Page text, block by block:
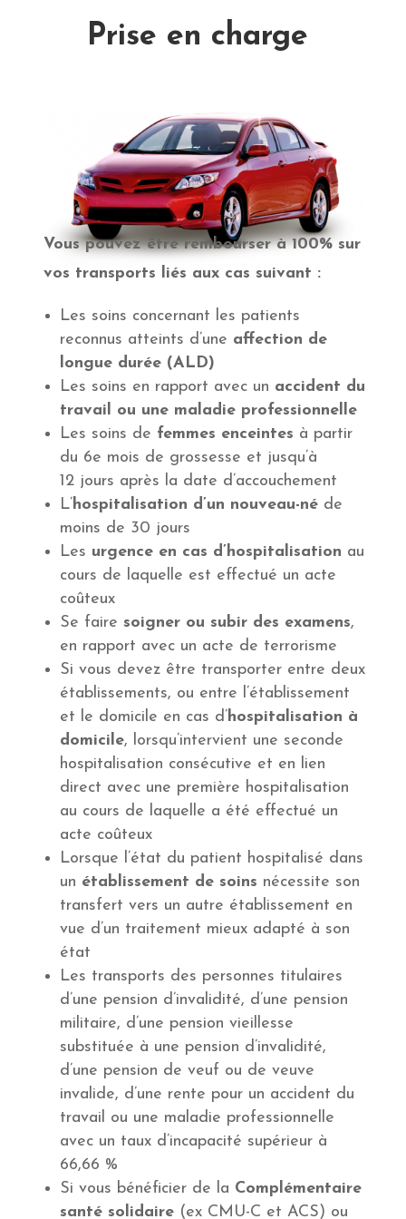
Prise en charge
Vous pouvez être rembourser à 100% sur
vos transports liés aux cas suivant :
Les soins concernant les patients
reconnus atteints d’une affection de
longue durée (ALD)
Les soins en rapport avec un accident du
travail ou une maladie professionnelle
Les soins de femmes enceintes à partir
du 6e mois de grossesse et jusqu’à
12 jours après la date d’accouchement
L’hospitalisation d’un nouveau-né de
moins de 30 jours
Les urgence en cas d’hospitalisation au
cours de laquelle est effectué un acte
coûteux
Se faire soigner ou subir des examens,
en rapport avec un acte de terrorisme
Si vous devez être transporter entre deux
établissements, ou entre l’établissement
et le domicile en cas d’hospitalisation à
domicile, lorsqu’intervient une seconde
hospitalisation consécutive et en lien
direct avec une première hospitalisation
au cours de laquelle a été effectué un
acte coûteux
Lorsque l’état du patient hospitalisé dans
un établissement de soins nécessite son
transfert vers un autre établissement en
vue d’un traitement mieux adapté à son
état
Les transports des personnes titulaires
d’une pension d’invalidité, d’une pension
militaire, d’une pension vieillesse
substituée à une pension d’invalidité,
d’une pension de veuf ou de veuve
invalide, d’une rente pour un accident du
travail ou une maladie professionnelle
avec un taux d’incapacité supérieur à
66,66 %
Si vous bénéficier de la Complémentaire
santé solidaire (ex CMU-C et ACS) ou